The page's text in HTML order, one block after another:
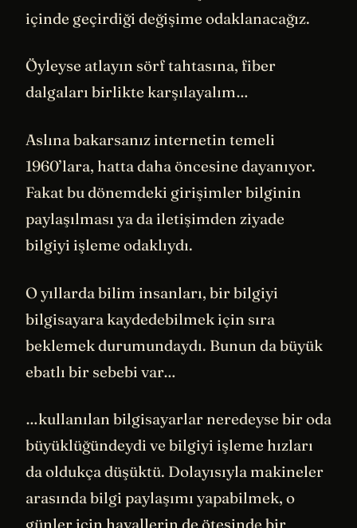
içinde geçirdiği değişime odaklanacağız.
Öyleyse atlayın sörf tahtasına, fiber
dalgaları birlikte karşılayalım…
Aslına bakarsanız internetin temeli
1960’lara, hatta daha öncesine dayanıyor.
Fakat bu dönemdeki girişimler bilginin
paylaşılması ya da iletişimden ziyade
bilgiyi işleme odaklıydı.
O yıllarda bilim insanları, bir bilgiyi
bilgisayara kaydedebilmek için sıra
beklemek durumundaydı. Bunun da büyük
ebatlı bir sebebi var…
…kullanılan bilgisayarlar neredeyse bir oda
büyüklüğündeydi ve bilgiyi işleme hızları
da oldukça düşüktü. Dolayısıyla makineler
arasında bilgi paylaşımı yapabilmek, o
günler için hayallerin de ötesinde bir